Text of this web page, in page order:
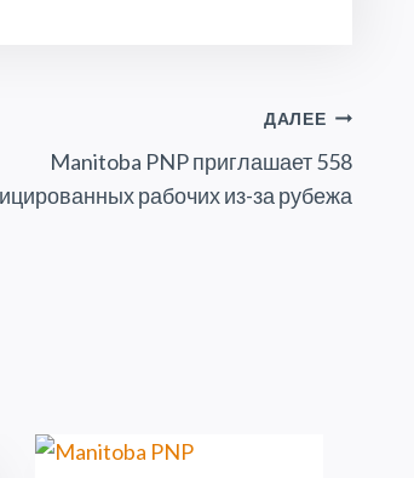
ДАЛЕЕ
Manitoba PNP приглашает 558
рабочих из-за рубежа